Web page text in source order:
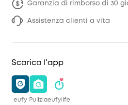
Garanzia di rimborso di 30
Assistenza clienti a vita
Scarica l'app
eufy Puliziaeufylife